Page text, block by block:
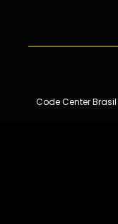
Code Center Brasil